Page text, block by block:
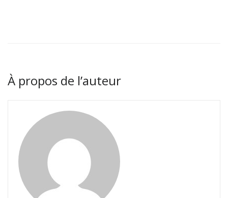
À propos de l’auteur